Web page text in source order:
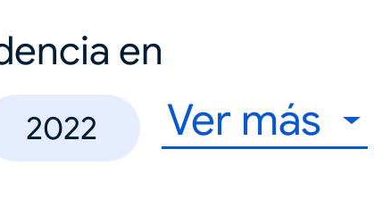
en
2022 Ver más